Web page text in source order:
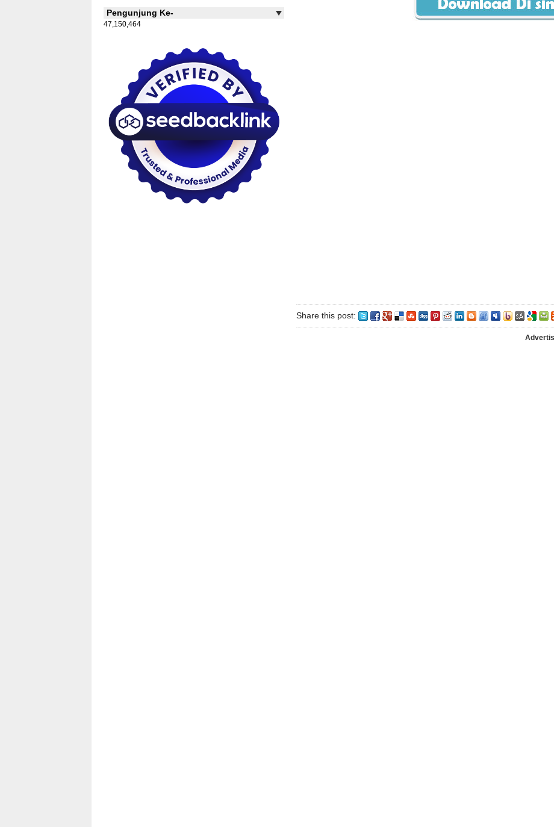
Share this post:
Pengunjung Ke-
47,150,464